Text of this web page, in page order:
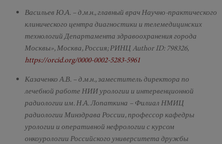
Васильев Ю.А. – д.м.н., главный врач Научно-практического
клинического центра диагностики и телемедицинских
технологий Департамента здравоохранения города
Москвы», Москва, Россия; РИНЦ Author ID: 798326,
https://orcid.org/0000-0002-5283-5961
Казаченко А.В. – д.м.н., заместитель директора по
лечебной работе НИИ урологии и интервенционной
радиологии им. Н.А. Лопаткина – Филиал НМИЦ
радиологии Минздрава России, профессор кафедры
урологии и оперативной нефрологии с курсом
онкоурологии Российского университета дружбы